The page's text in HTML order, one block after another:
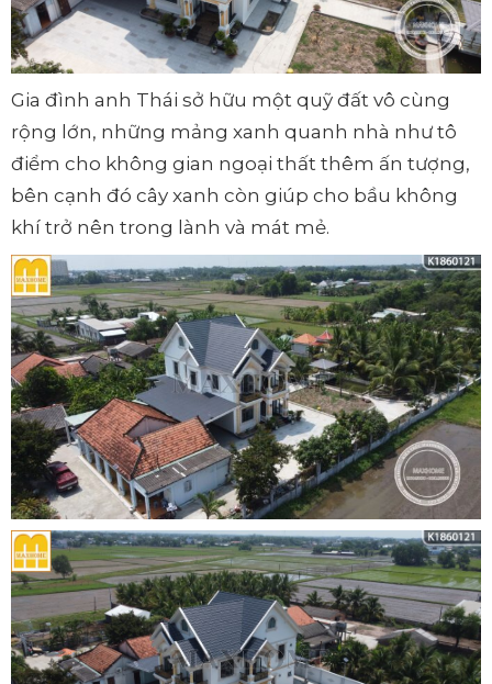
Gia đình anh Thái sở hữu một quỹ đất vô cùng
rộng lớn, những mảng xanh quanh nhà như tô
điểm cho không gian ngoại thất thêm ấn tượng,
bên cạnh đó cây xanh còn giúp cho bầu không
khí trở nên trong lành và mát mẻ.